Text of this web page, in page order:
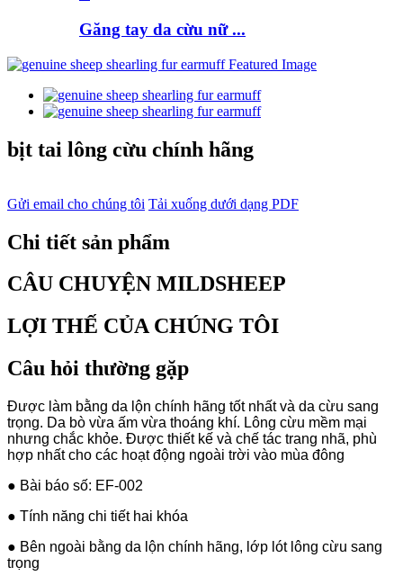
Găng tay da cừu nữ ...
bịt tai lông cừu chính hãng
Gửi email cho chúng tôi Tải xuống dưới dạng PDF
Chi tiết sản phẩm
CÂU CHUYỆN MILDSHEEP
LỢI THẾ CỦA CHÚNG TÔI
Câu hỏi thường gặp
Được làm bằng da lộn chính hãng tốt nhất và da cừu sang
trọng. Da bò vừa ấm vừa thoáng khí. Lông cừu mềm mại
nhưng chắc khỏe. Được thiết kế và chế tác trang nhã, phù
hợp nhất cho các hoạt động ngoài trời vào mùa đông
● Bài báo số: EF-002
● Tính năng chi tiết hai khóa
● Bên ngoài bằng da lộn chính hãng, lớp lót lông cừu sang
trọng